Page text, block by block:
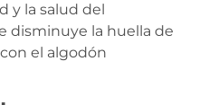
y la salud del
disminuye la huella de
el algodón